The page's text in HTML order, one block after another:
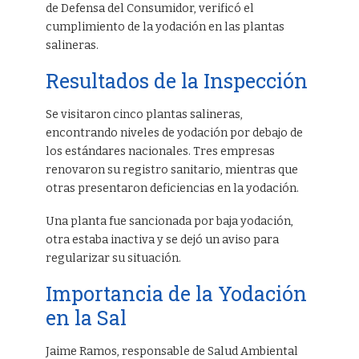
de Defensa del Consumidor, verificó el
cumplimiento de la yodación en las plantas
salineras.
Resultados de la Inspección
Se visitaron cinco plantas salineras,
encontrando niveles de yodación por debajo de
los estándares nacionales. Tres empresas
renovaron su registro sanitario, mientras que
otras presentaron deficiencias en la yodación.
Una planta fue sancionada por baja yodación,
otra estaba inactiva y se dejó un aviso para
regularizar su situación.
Importancia de la Yodación
en la Sal
Jaime Ramos, responsable de Salud Ambiental